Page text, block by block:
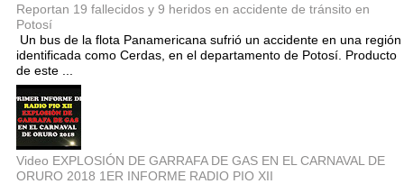
Reportan 19 fallecidos y 9 heridos en accidente de tránsito en
Potosí
Un bus de la flota Panamericana sufrió un accidente en una región
identificada como Cerdas, en el departamento de Potosí. Producto
de este ...
Video EXPLOSIÓN DE GARRAFA DE GAS EN EL CARNAVAL DE
ORURO 2018 1ER INFORME RADIO PIO XII